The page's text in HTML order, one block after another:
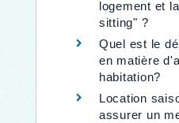
logement et
sitting" ?
Quel est le
en matière
habitation?
Location
assurer un